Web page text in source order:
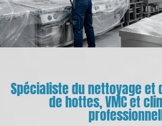
Spécialiste du nettoyage et
de hottes, VMC et